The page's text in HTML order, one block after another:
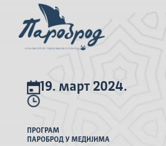
19. март 2024.
ПРОГРАМ
ПАРОБРОД У МЕДИЈИМА